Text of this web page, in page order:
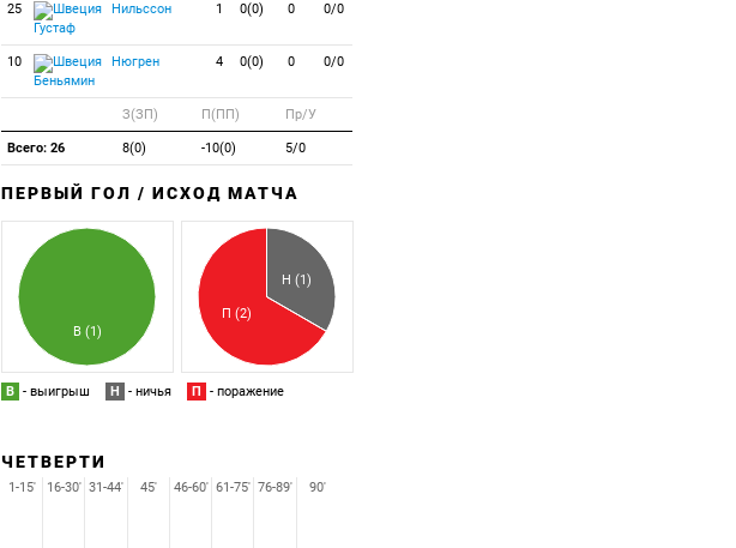
25
Нильссон
Густаф
1 0(0) 0 0/0
10
Нюгрен
Беньямин
4 0(0) 0 0/0
З(ЗП) П(ПП) Пр/У
Всего: 26 8(0) -10(0) 5/0
ПЕРВЫЙ ГОЛ / ИСХОД МАТЧА
В (1)
Н (1)
П (2)
В - выигрыш Н - ничья П - поражение
ЧЕТВЕРТИ
1-15' 16-30' 31-44' 45' 46-60' 61-75' 76-89' 90'